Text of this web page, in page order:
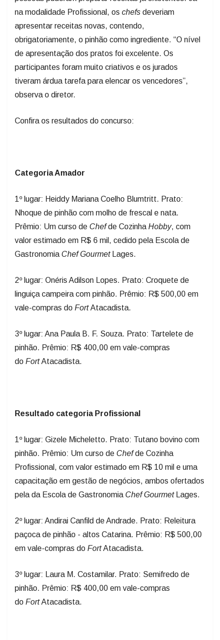
apresentar receitas novas, contendo,
obrigatoriamente, o pinhão como ingrediente. “O nível
de apresentação dos pratos foi excelente. Os
participantes foram muito criativos e os jurados
tiveram árdua tarefa para elencar os vencedores”,
observa o diretor.
Nhoque de pinhão com molho de frescal e nata.
Prêmio: Um curso deChefde CozinhaHobby, com
valor estimado em R$ 6 mil, cedido pela Escola de
GastronomiaChef Gourmet Lages.
linguiça campeira com pinhão. Prêmio: R$ 500,00 em
vale-compras do FortAtacadista.
pinhão. Prêmio: R$ 400,00 em vale-compras
doFort Atacadista.
pinhão. Prêmio: Um curso deChef de Cozinha
Profissional, com valor estimado em R$ 10 mil e uma
capacitação em gestão de negócios, ambos ofertados
pela da Escola de GastronomiaChef GourmetLages.
paçoca de pinhão - altos Catarina. Prêmio: R$ 500,00
em vale-compras doFort Atacadista.
pinhão. Prêmio: R$ 400,00 em vale-compras
doFort Atacadista.